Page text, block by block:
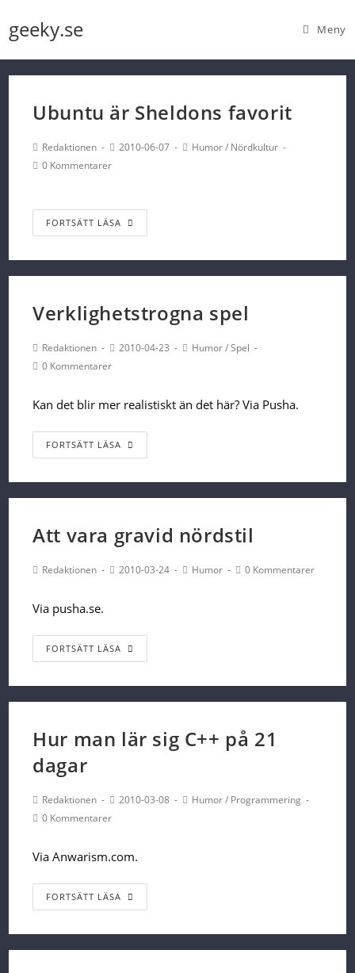
togeeky.se Meny
Ubuntu är Sheldons favorit
PostRedaktionen
Post2010-06-07
PostHumor/ Nördkultur
Post0 Kommentarer
FORTSÄTT LÄSA
är
Sheldons
Verklighetstrogna spel
PostRedaktionen
Post2010-04-23
PostHumor/Spel
Post0 Kommentarer
Kan det blir mer realistiskt än det här? Via Pusha.
FORTSÄTT LÄSA
spel
Att vara gravid nördstil
PostRedaktionen
Post2010-03-24
PostHumor
Post0 Kommentarer
Via pusha.se.
FORTSÄTT LÄSA
vara
gravid
Hur man lär sig C++ på 21
dagar
PostRedaktionen
Post2010-03-08
PostHumor/ Programmering
Post0 Kommentarer
Via Anwarism.com.
FORTSÄTT LÄSA
man
lär